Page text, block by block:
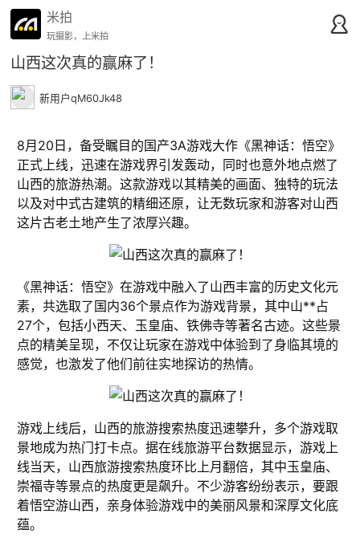
米拍
玩摄影，上米拍
山西这次真的赢麻了！
新用户qM60Jk48
8月20日，备受瞩目的国产3A游戏大作《黑神话：悟空》
正式上线，迅速在游戏界引发轰动，同时也意外地点燃了
山西的旅游热潮。这款游戏以其精美的画面、独特的玩法
以及对中式古建筑的精细还原，让无数玩家和游客对山西
这片古老土地产生了浓厚兴趣。
《黑神话：悟空》在游戏中融入了山西丰富的历史文化元
素，共选取了国内36个景点作为游戏背景，其中山**占
27个，包括小西天、玉皇庙、铁佛寺等著名古迹。这些景
点的精美呈现，不仅让玩家在游戏中体验到了身临其境的
感觉，也激发了他们前往实地探访的热情。
游戏上线后，山西的旅游搜索热度迅速攀升，多个游戏取
景地成为热门打卡点。据在线旅游平台数据显示，游戏上
线当天，山西旅游搜索热度环比上月翻倍，其中玉皇庙、
崇福寺等景点的热度更是飙升。不少游客纷纷表示，要跟
着悟空游山西，亲身体验游戏中的美丽风景和深厚文化底
蕴。